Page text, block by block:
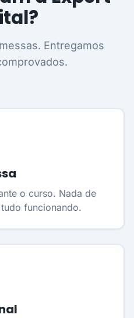
Entregamos
o curso. Nada de
funcionando.